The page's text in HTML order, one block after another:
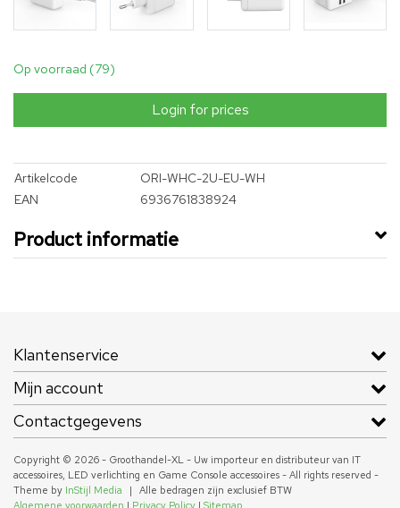
Op voorraad (79)
Login for prices
Artikelcode
ORI-WHC-2U-EU-WH
EAN
6936761838924
Product informatie
Klantenservice
Mijn account
Contactgegevens
Copyright © 2026 - Groothandel-XL - Uw importeur en distributeur van IT
accessoires, LED verlichting en Game Console accessoires - All rights reserved -
Theme by InStijl Media |
Alle bedragen zijn exclusief BTW